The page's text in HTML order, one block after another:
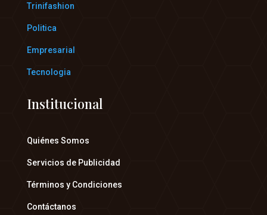
Trinifashion
Politica
Empresarial
Tecnologia
Institucional
Quiénes Somos
Servicios de Publicidad
Términos y Condiciones
Contáctanos